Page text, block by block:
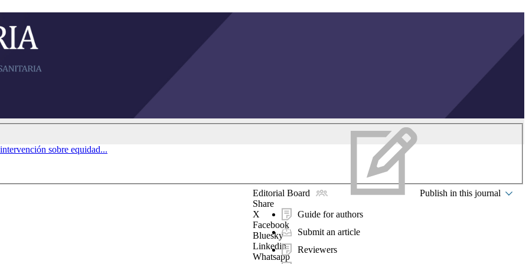
Editorial Board Publish in this journal
Guide for authors
Submit an article
Reviewers
Share
X
Facebook
Bluesky
Linkedin
Whatsapp
sobre equidad...